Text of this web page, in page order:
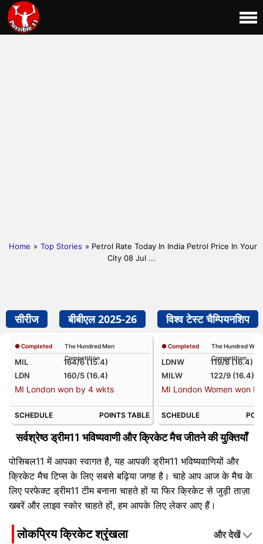
Home » Top Stories » Petrol Rate Today In India Petrol Price In Your
City 08 Jul ...
सीरीज बीबीएल 2025-26 विश्व टेस्ट चैम्पियनशिप
● Completed
The Hundred Men
Competition
MIL
164/6 (15.4)
LDN
160/5 (16.4)
MI London won by 4 wkts
SCHEDULE POINTS TABLE
● Completed
The Hundred
Competition
LDNW
119/8 (16.4)
MILW
122/9 (16.4)
MI London Women won
SCHEDULE
सर्वश्रेष्ठ ड्रीम11 भविष्यवाणी और क्रिकेट मैच जीतने की युक्तियाँ
पोसिबल11 में आपका स्वागत है, यह आपकी ड्रीम11 भविष्यवाणियों और
क्रिकेट मैच टिप्स के लिए सबसे बढ़िया जगह है। चाहे आप आज के मैच के
लिए परफेक्ट ड्रीम11 टीम बनाना चाहते हों या फिर क्रिकेट से जुड़ी ताज़ा
खबरें और लाइव स्कोर चाहते हों, हम आपके लिए लेकर आए हैं।
लोकप्रिय क्रिकेट श्रृंखला और देखें